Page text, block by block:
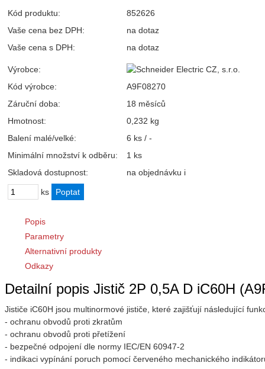
Kód produktu:
852626
Vaše cena bez DPH:
na dotaz
Vaše cena s DPH:
na dotaz
Výrobce:
Kód výrobce:
A9F08270
Záruční doba:
18 měsíců
Hmotnost:
0,232 kg
Balení malé/velké:
6 ks / -
Minimální množství k odběru:
1 ks
Skladová dostupnost:
na objednávku i
ks
Popis
Parametry
Alternativní produkty
Odkazy
Detailní popis Jistič 2P 0,5A D iC60H
Jističe iC60H jsou multinormové jističe, které zajišťují následující
- ochranu obvodů proti zkratům
- ochranu obvodů proti přetížení
- bezpečné odpojení dle normy IEC/EN 60947-2
- indikaci vypínání poruch pomocí červeného mechanického